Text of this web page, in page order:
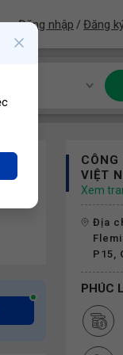
Đăng nhập / Đăng
VIỆT
Xem
Địa
P15,
PHÚC